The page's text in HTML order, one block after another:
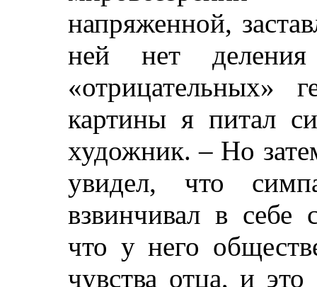
напряженной,
ней нет
«отрицательных»
картины я питал
художник. – Но
увидел, что
взвинчивал в себе
что у него
чувства отца, и